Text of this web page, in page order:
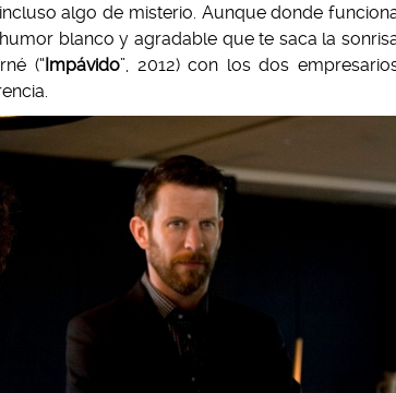
algo de misterio. Aunque donde
blanco y agradable que te saca la
(“Impávido”, 2012) con los dos